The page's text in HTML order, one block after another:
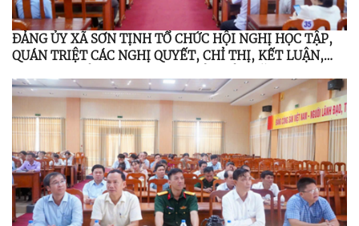
ĐẢNG ỦY XÃ SƠN TỊNH TỔ CHỨC HỘI NGHỊ HỌC TẬP,
QUÁN TRIỆT CÁC NGHỊ QUYẾT, CHỈ THỊ, KẾT LUẬN,